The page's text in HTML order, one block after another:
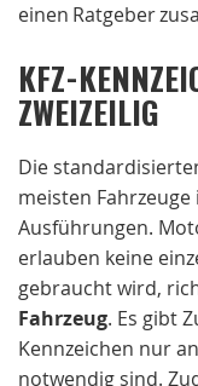
einen Ratgeber
KFZ-
ZWEIZEILIG
Die
meisten
Ausführungen.
erlauben keine
gebraucht wird,
Fahrzeug. Es gibt
Kennzeichen nur
notwendig sind.